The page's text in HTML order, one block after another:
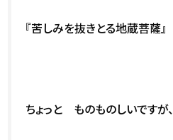
『苦しみを抜きとる地蔵菩薩』
ちょっと ものものしいですが、